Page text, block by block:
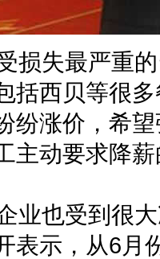
损失最严重
括西贝等很
纷涨价，希
主动要求降
业也受到很
表示，从6月